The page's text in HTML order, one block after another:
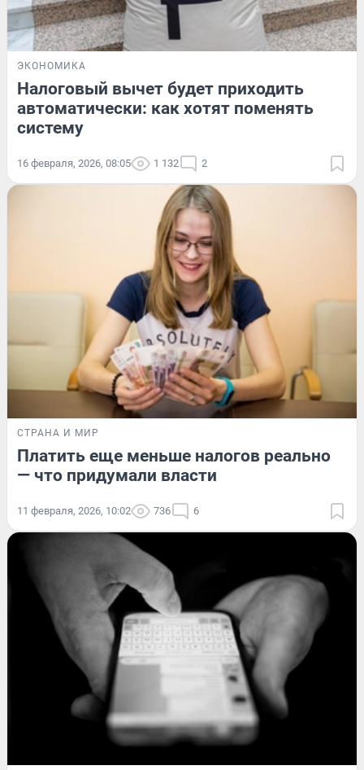
ЭКОНОМИКА
Налоговый вычет будет приходить
автоматически: как хотят поменять
систему
16 февраля, 2026, 08:05 1 132 2
СТРАНА И МИР
Платить еще меньше налогов реально
— что придумали власти
11 февраля, 2026, 10:02 736 6